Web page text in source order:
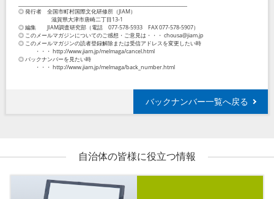
◎ 発行者 全国市町村国際文化研修所（JIAM）
滋賀県大津市唐崎二丁目13-1
◎ 編集 JIAM調査研究部（電話 077-578-5933 FAX 077-578-5907）
◎ このメールマガジンについてのご感想・ご意見は・・・ chousa@jiam.jp
◎ このメールマガジンの読者登録解除または受信アドレスを変更したい時
・・・ http://www.jiam.jp/melmaga/cancel.html
◎ バックナンバーを見たい時
・・・ http://www.jiam.jp/melmaga/back_number.html
バックナンバー一覧へ戻る
自治体の皆様に役立つ情報